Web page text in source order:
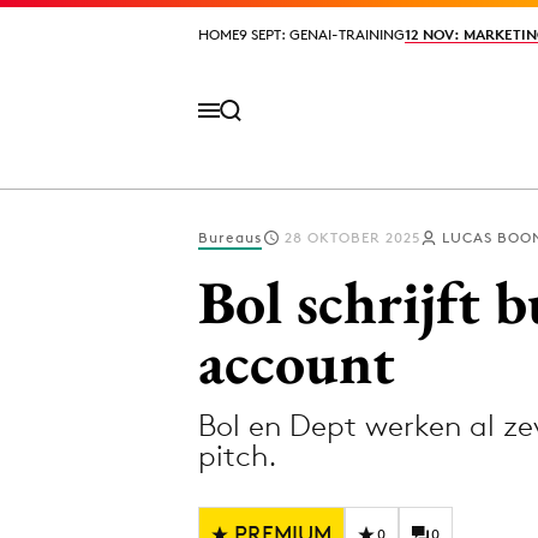
HOME9 SEPT: GENAI-TRAINING12 NOV:
HOME9 SEPT: GENAI-TRAINING12 NOV:
Design
Diversiteit
Bureaus 28 OKTOBER 2025 LUCAS
Bol schrijft
account
Bol en Dept werken al
pitch.
0 0